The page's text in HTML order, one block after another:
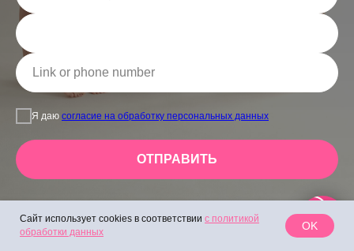
Сайт использует cookies в соответствии с политикой
обработки данных
OK
Я даю согласие на обработку персональных данных
ОТПРАВИТЬ